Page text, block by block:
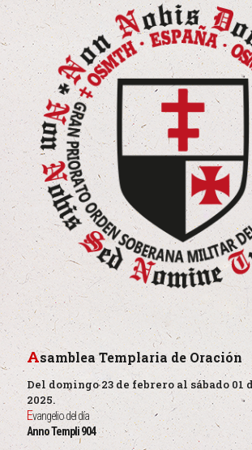
Asamblea Templaria de Oración
Del domingo 23 de febrero al sábado 01
2025.
Evangelio del día
Anno Templi 904